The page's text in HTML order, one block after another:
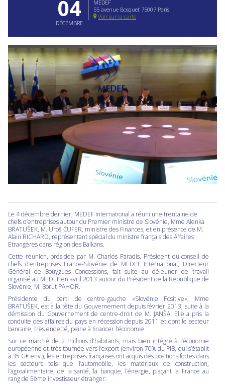
04
DÉCEMBRE
MEDEF
55 avenue Bosquet 75007 Paris
Voir sur la carte
Le 4 décembre dernier, MEDEF International a réuni une trentaine de
chefs d’entreprises autour du Premier ministre de Slovénie, Mme Alenka
BRATUŠEK, M. Uroš ČUFER, ministre des Finances, et en présence de M.
Alain RICHARD, représentant spécial du ministre français des Affaires
Etrangères dans région des Balkans.
Cette réunion, présidée par M. Charles Paradis, Président du conseil de
chefs d’entreprises France-Slovénie de MEDEF International, Directeur
Général de Bouygues Concessions, fait suite au déjeuner de travail
organisé au MEDEF en avril 2013 autour du Président de la République de
Slovénie, M. Borut PAHOR.
Présidente du parti de centre-gauche «Slovénie Positive», Mme
BRATUŠEK, est à la tête du Gouvernement depuis février 2013, suite à la
démission du Gouvernement de centre-droit de M. JANŠA. Elle a pris la
conduite des affaires du pays en récession depuis 2011 et dont le secteur
bancaire, très endetté, peine à financer l’économie.
Sur ce marché de 2 millions d’habitants, mais bien intégré à l’économie
européenne et très tournée vers l’export (environ 70% du PIB, qui s’établit
à 35 G€ env.), les entreprises françaises ont acquis des positions fortes dans
les secteurs tels que l’automobile, les matériaux de construction,
l’agroalimentaire, de la santé, la banque, l’énergie, plaçant la France au
rang de 5ème investisseur étranger.